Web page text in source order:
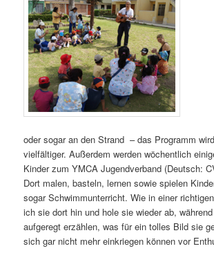
oder sogar an den Strand – das Programm
vielfältiger. Außerdem werden wöchentlich
Kinder zum YMCA Jugendverband (Deutsch:
Dort malen, basteln, lernen sowie spielen
sogar Schwimmunterricht. Wie in einer
ich sie dort hin und hole sie wieder ab,
aufgeregt erzählen, was für ein tolles Bild sie
sich gar nicht mehr einkriegen können vor